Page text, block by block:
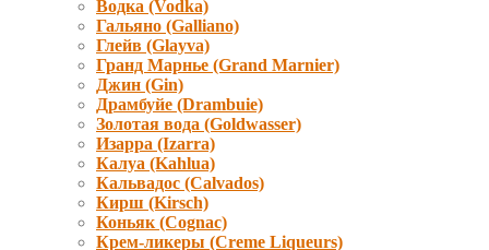
Водка (Vodka)
Гальяно (Galliano)
Глейв (Glayva)
Гранд Марнье (Grand Marnier)
Джин (Gin)
Драмбуйе (Drambuie)
Золотая вода (Goldwasser)
Изарра (Izarra)
Калуа (Kahlua)
Кальвадос (Calvados)
Кирш (Kirsch)
Коньяк (Cognac)
Крем-ликеры (Creme Liqueurs)